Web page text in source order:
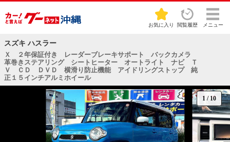
お気に入り 閲覧履歴 メニュー
スズキ ハスラー
Ｘ ２年保証付き レーダーブレーキサポート バックカメラ
革巻きステアリング シートヒーター オートライト ナビ Ｔ
Ｖ ＣＤ ＤＶＤ 横滑り防止機能 アイドリングストップ 純
正１５インチアルミホイール
1 / 10